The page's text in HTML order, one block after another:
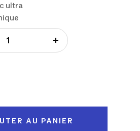
ultra
Augmenter
AU PANIER